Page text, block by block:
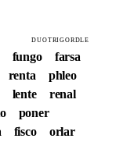
DUOTRIGORDLE
fungo
farsa
renta
phleo
lente
renal
poner
fisco
orlar